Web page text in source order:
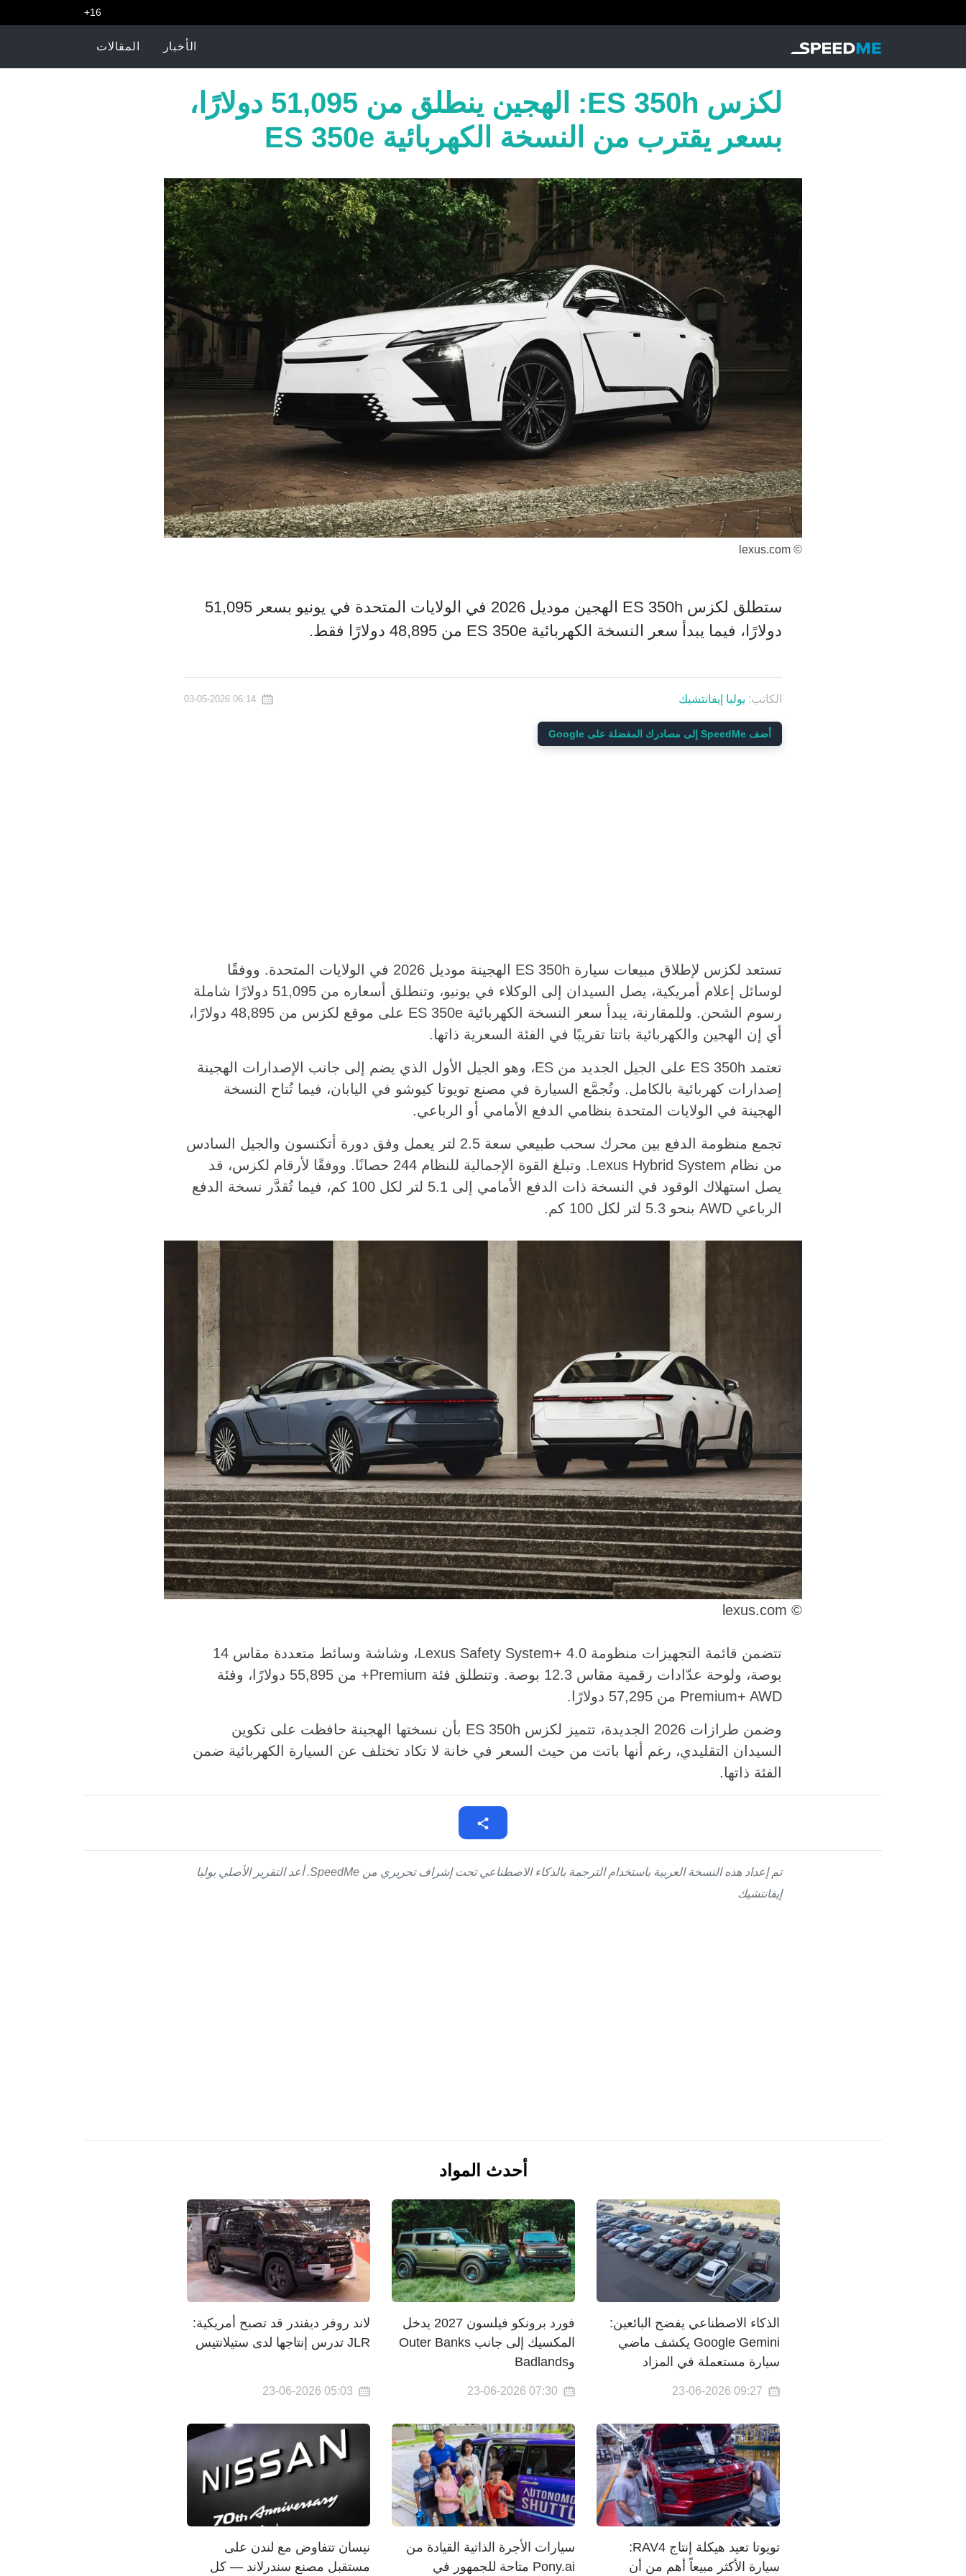
16+
الأخبار المقالات
لكزس ES 350h: الهجين ينطلق من 51,095 دولارًا،
بسعر يقترب من النسخة الكهربائية ES 350e
© lexus.com
ستطلق لكزس ES 350h الهجين موديل 2026 في الولايات المتحدة في يونيو بسعر 51,095
دولارًا، فيما يبدأ سعر النسخة الكهربائية ES 350e من 48,895 دولارًا فقط.
الكاتب: يوليا إيفانتشيك 06:14 03-05-2026
أضف SpeedMe إلى مصادرك المفضلة على Google
تستعد لكزس لإطلاق مبيعات سيارة ES 350h الهجينة موديل 2026 في الولايات المتحدة. ووفقًا
لوسائل إعلام أمريكية، يصل السيدان إلى الوكلاء في يونيو، وتنطلق أسعاره من 51,095 دولارًا شاملة
رسوم الشحن. وللمقارنة، يبدأ سعر النسخة الكهربائية ES 350e على موقع لكزس من 48,895 دولارًا،
أي إن الهجين والكهربائية باتتا تقريبًا في الفئة السعرية ذاتها.
تعتمد ES 350h على الجيل الجديد من ES، وهو الجيل الأول الذي يضم إلى جانب الإصدارات الهجينة
إصدارات كهربائية بالكامل. وتُجمَّع السيارة في مصنع تويوتا كيوشو في اليابان، فيما تُتاح النسخة
الهجينة في الولايات المتحدة بنظامي الدفع الأمامي أو الرباعي.
تجمع منظومة الدفع بين محرك سحب طبيعي سعة 2.5 لتر يعمل وفق دورة أتكنسون والجيل السادس
من نظام Lexus Hybrid System. وتبلغ القوة الإجمالية للنظام 244 حصانًا. ووفقًا لأرقام لكزس، قد
يصل استهلاك الوقود في النسخة ذات الدفع الأمامي إلى 5.1 لتر لكل 100 كم، فيما تُقدَّر نسخة الدفع
الرباعي AWD بنحو 5.3 لتر لكل 100 كم.
© lexus.com
تتضمن قائمة التجهيزات منظومة Lexus Safety System+ 4.0، وشاشة وسائط متعددة مقاس 14
بوصة، ولوحة عدّادات رقمية مقاس 12.3 بوصة. وتنطلق فئة Premium+ من 55,895 دولارًا، وفئة
Premium+ AWD من 57,295 دولارًا.
وضمن طرازات 2026 الجديدة، تتميز لكزس ES 350h بأن نسختها الهجينة حافظت على تكوين
السيدان التقليدي، رغم أنها باتت من حيث السعر في خانة لا تكاد تختلف عن السيارة الكهربائية ضمن
الفئة ذاتها.
تم إعداد هذه النسخة العربية باستخدام الترجمة بالذكاء الاصطناعي تحت إشراف تحريري من SpeedMe. أعد التقرير الأصلي يوليا
إيفانتشيك
أحدث المواد
الذكاء الاصطناعي يفضح البائعين:
Google Gemini يكشف ماضي
سيارة مستعملة في المزاد
09:27 23-06-2026
فورد برونكو فيلسون 2027 يدخل
المكسيك إلى جانب Outer Banks
وBadlands
07:30 23-06-2026
لاند روفر ديفندر قد تصبح أمريكية:
JLR تدرس إنتاجها لدى ستيلانتيس
05:03 23-06-2026
تويوتا تعيد هيكلة إنتاج RAV4:
سيارة الأكثر مبيعاً أهم من أن
سيارات الأجرة الذاتية القيادة من
Pony.ai متاحة للجمهور في
نيسان تتفاوض مع لندن على
مستقبل مصنع سندرلاند — كل